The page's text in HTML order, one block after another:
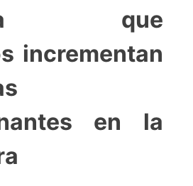
que
incrementan
en la